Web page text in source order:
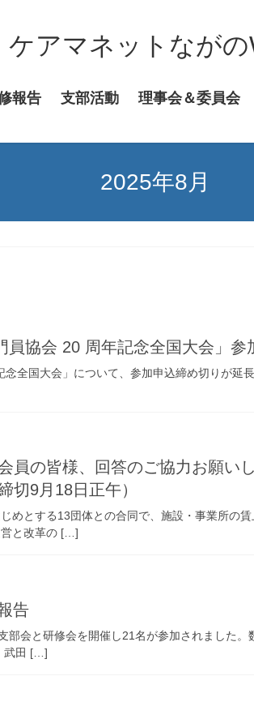
ケアマネットながの
報告 支部活動 理事会＆委員会
2025年8月
員協会 20 周年記念全国大会」
全国大会」について、参加申込締め切りが
員の皆様、回答のご協力お願
切9月18日正午）
めとする13団体との合同で、施設・事業所の
営と改革の […]
告
会と研修会を開催し21名が参加されました
武田 […]